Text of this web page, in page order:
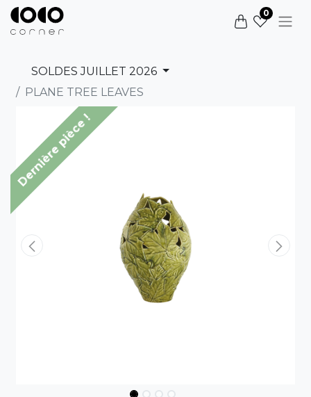
0
SOLDES JUILLET 2026
PLANE TREE LEAVES
Dernière pièce !